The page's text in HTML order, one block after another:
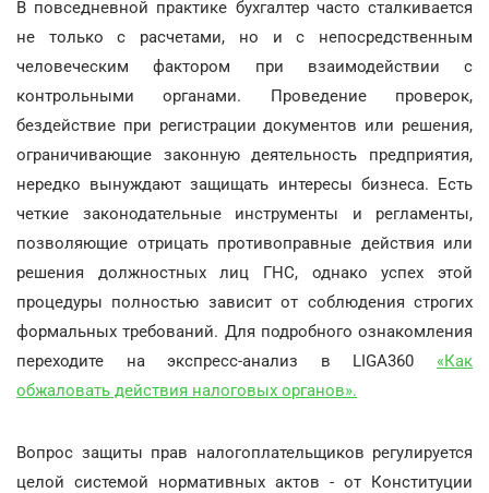
В повседневной практике бухгалтер часто сталкивается
не только с расчетами, но и с непосредственным
человеческим фактором при взаимодействии с
контрольными органами. Проведение проверок,
бездействие при регистрации документов или решения,
ограничивающие законную деятельность предприятия,
нередко вынуждают защищать интересы бизнеса. Есть
четкие законодательные инструменты и регламенты,
позволяющие отрицать противоправные действия или
решения должностных лиц ГНС, однако успех этой
процедуры полностью зависит от соблюдения строгих
формальных требований. Для подробного ознакомления
переходите на экспресс-анализ в LIGA360 «Как
обжаловать действия налоговых органов».
Вопрос защиты прав налогоплательщиков регулируется
целой системой нормативных актов - от Конституции